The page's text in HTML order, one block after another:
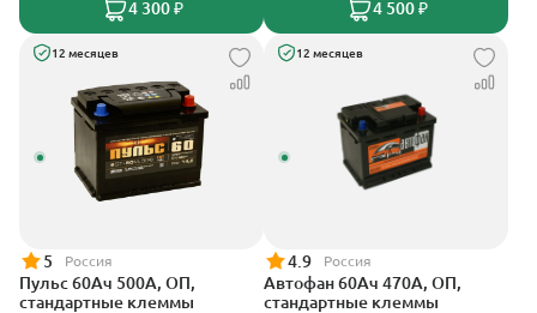
4 300 ₽ 4 500 ₽
12 месяцев
5 Россия
Пульс 60Ач 500А, ОП,
стандартные клеммы
12 месяцев
4.9 Россия
Автофан 60Ач 470А, ОП,
стандартные клеммы